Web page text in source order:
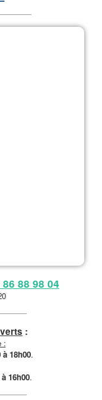
88 98 04
:
:
à 18h00.
16h00.